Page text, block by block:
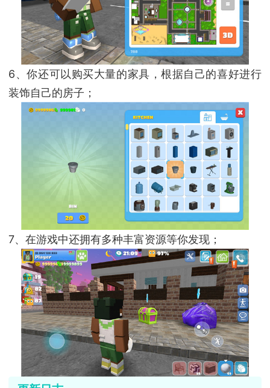
6、你还可以购买大量的家具，根据自己的喜好进行
装饰自己的房子；
7、在游戏中还拥有多种丰富资源等你发现；